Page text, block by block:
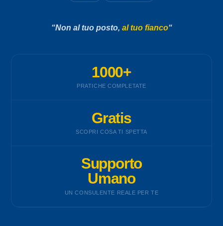
“Non al tuo posto, al tuo fianco“
1000+
PRATICHE COMPLETATE
Gratis
SCOPRI COSA TI SPETTA
Supporto
Umano
UN CONSULENTE REALE PER TE